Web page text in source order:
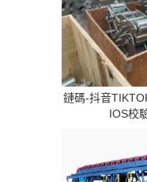
鏈碼-抖音
IOS校